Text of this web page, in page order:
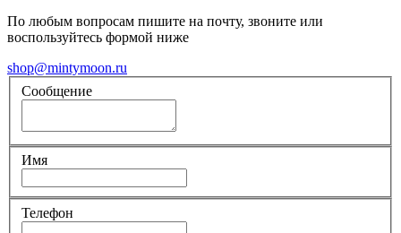
По любым вопросам пишите на почту, звоните или
воспользуйтесь формой ниже
shop@mintymoon.ru
Сообщение
Имя
Телефон